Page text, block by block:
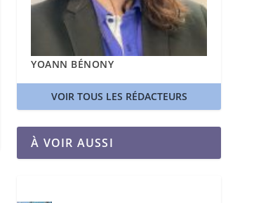
YOANN BÉNONY
VOIR TOUS LES RÉDACTEURS
À VOIR AUSSI